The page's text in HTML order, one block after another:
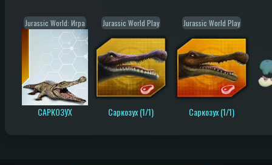
Jurassic World: Игра
САРКОЗУХ
Jurassic World Play
Саркозух (1/1)
Jurassic World Play
Саркозух (1/1)